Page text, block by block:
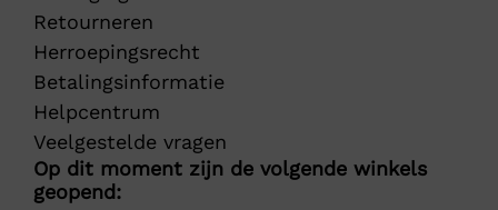
Retourneren
Herroepingsrecht
Betalingsinformatie
Helpcentrum
Veelgestelde vragen
Op dit moment zijn de volgende winkels
geopend: